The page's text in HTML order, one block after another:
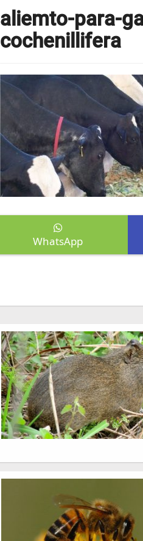
aliemto-para-
cochenillifera
WhatsApp